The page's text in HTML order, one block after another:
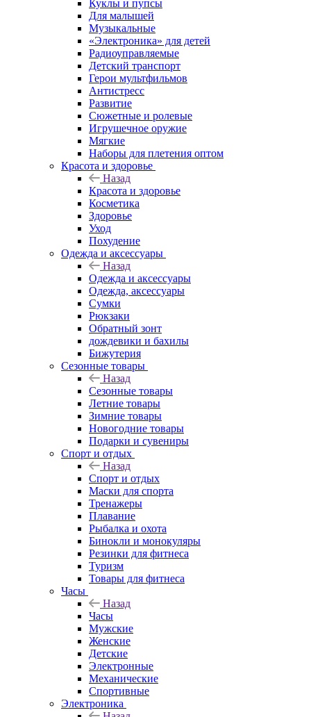
Куклы и пупсы
Для малышей
Музыкальные
«Электроника» для детей
Радиоуправляемые
Детский транспорт
Герои мультфильмов
Антистресс
Развитие
Сюжетные и ролевые
Игрушечное оружие
Мягкие
Наборы для плетения оптом
Красота и здоровье
Назад
Красота и здоровье
Косметика
Здоровье
Уход
Похудение
Одежда и аксессуары
Назад
Одежда и аксессуары
Одежда, аксессуары
Сумки
Рюкзаки
Обратный зонт
дождевики и бахилы
Бижутерия
Сезонные товары
Назад
Сезонные товары
Летние товары
Зимние товары
Новогодние товары
Подарки и сувениры
Спорт и отдых
Назад
Спорт и отдых
Маски для спорта
Тренажеры
Плавание
Рыбалка и охота
Бинокли и монокуляры
Резинки для фитнеса
Туризм
Товары для фитнеса
Часы
Назад
Часы
Мужские
Женские
Детские
Электронные
Механические
Спортивные
Электроника